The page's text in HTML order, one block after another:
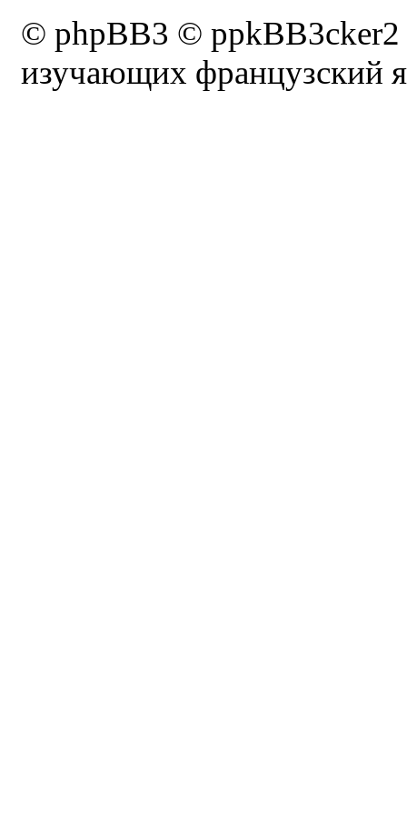
© phpBB3 ©
изучающих французский